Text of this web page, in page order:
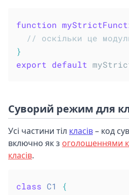
function
// оскільки це
}
export
default
Суворий режим для
Усі частини тіл класів– код
включно як з оголошеннями
класів.
class C1
{